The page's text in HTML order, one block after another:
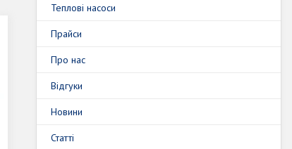
Теплові насоси
Прайси
Про нас
Відгуки
Новини
Статті